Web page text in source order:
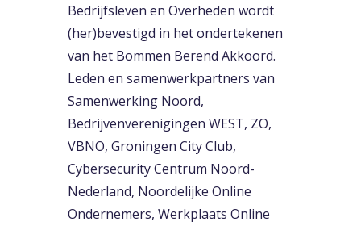
Bedrijfsleven en Overheden wordt
(her)bevestigd in het ondertekenen
van het Bommen Berend Akkoord.
Leden en samenwerkpartners van
Samenwerking Noord,
Bedrijvenverenigingen WEST, ZO,
VBNO, Groningen City Club,
Cybersecurity Centrum Noord-
Nederland, Noordelijke Online
Ondernemers, Werkplaats Online